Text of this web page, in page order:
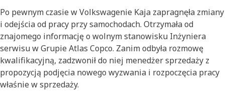
Po pewnym czasie w Volkswagenie Kaja zapragnęła zmiany
i odejścia od pracy przy samochodach. Otrzymała od
znajomego informację o wolnym stanowisku Inżyniera
serwisu w Grupie Atlas Copco. Zanim odbyła rozmowę
kwalifikacyjną, zadzwonił do niej menedżer sprzedaży z
propozycją podjęcia nowego wyzwania i rozpoczęcia pracy
właśnie w sprzedaży.